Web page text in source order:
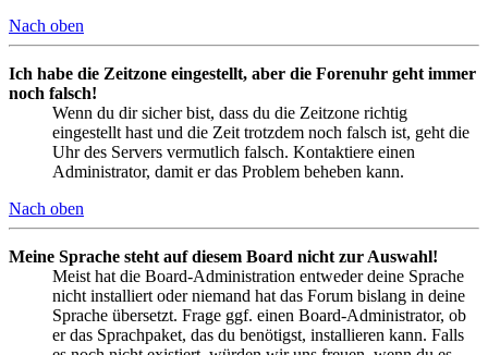
Nach oben
Ich habe die Zeitzone eingestellt, aber die Forenuhr geht immer
noch falsch!
Wenn du dir sicher bist, dass du die Zeitzone richtig
eingestellt hast und die Zeit trotzdem noch falsch ist, geht die
Uhr des Servers vermutlich falsch. Kontaktiere einen
Administrator, damit er das Problem beheben kann.
Nach oben
Meine Sprache steht auf diesem Board nicht zur Auswahl!
Meist hat die Board-Administration entweder deine Sprache
nicht installiert oder niemand hat das Forum bislang in deine
Sprache übersetzt. Frage ggf. einen Board-Administrator, ob
er das Sprachpaket, das du benötigst, installieren kann. Falls